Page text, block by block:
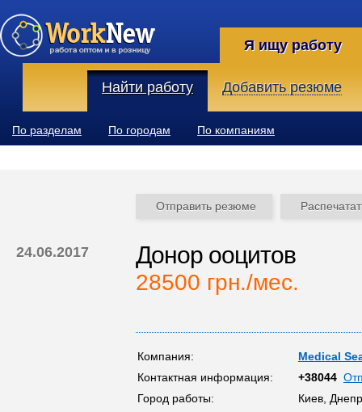
Я ищу работу
Найти работу Добавить резюме
По разделам По городам По компаниям
Отправить резюме
24.06.2017 Донор ооцитов
28500 грн./мес.
Компания:
Medical
Контактная информация:
+38044
Город работы:
Киев,